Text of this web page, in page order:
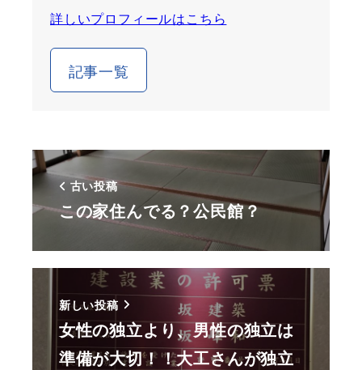
詳しいプロフィールはこちら
記事一覧
古い投稿
この家住んでる？公民館？
新しい投稿
女性の独立より、男性の独立は
準備が大切！！大工さんが独立